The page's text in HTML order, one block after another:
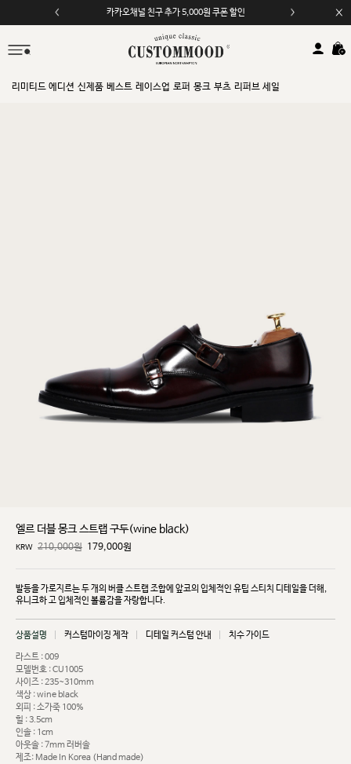
카카오채널 친구 추가 5,000원 쿠폰 할인
리미티드 에디션 신제품 베스트 레이스업 로퍼 몽크 부츠 리퍼브 세일
엘르 더블 몽크 스트랩 구두(wine black)
KRW 210,000원 179,000원
발등을 가로지르는 두 개의 버클 스트랩 조합에 앞코의 입체적인 유팁 스티치 디테일을 더해,
유니크하고 입체적인 볼륨감을 자랑합니다.
상품설명 커스텀마이징 제작 디테일 커스텀 안내 치수 가이드
라스트 : 009
모델번호 : CU1005
사이즈 : 235~310mm
색상 : wine black
외피 : 소가죽 100%
힐 : 3.5cm
인솔 : 1cm
아웃솔 : 7mm 러버솔
제조: Made In Korea (Hand made)